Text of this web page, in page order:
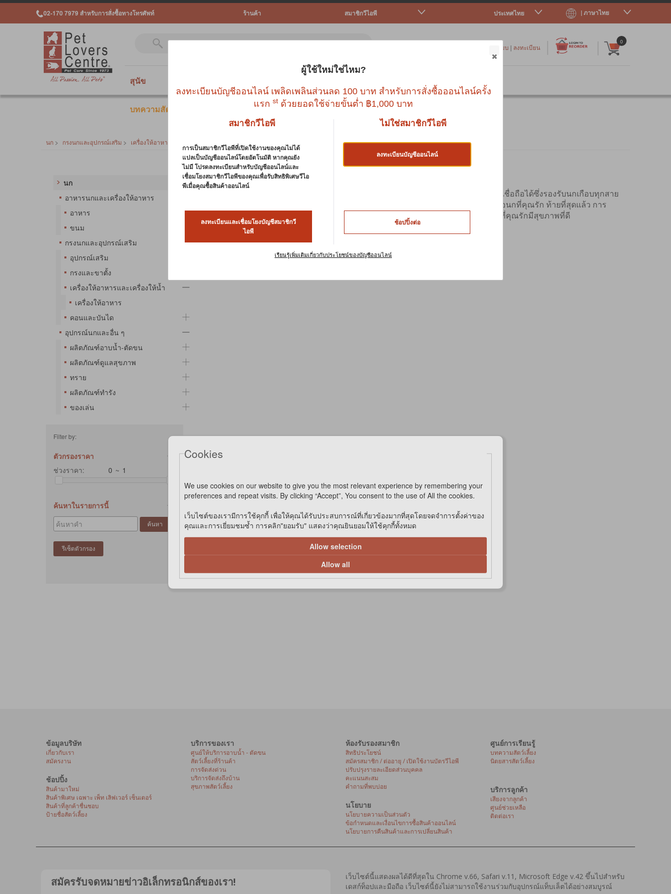
02-170 7979 สำหรับการสั่งซื้อทางโทรศัพท์ ร้านค้า | ภาษาไทย
ประเทศไทย
สมาชิกวีไอพี
0
เข้าสู่ระบบ | ลงทะเบียน
สุนัข
บทความสัตว์เลี้ยง
นก > กรงนกและอุปกรณ์เสริม > เครื่องให้อาหารและเครื่องให้น้ำ
นก
อาหารนกและเครื่องให้อาหาร
อาหาร
ขนม
กรงนกและอุปกรณ์เสริม
อุปกรณ์เสริม
กรงและขาตั้ง
เครื่องให้อาหารและเครื่องให้น้ำ
เครื่องให้อาหาร
คอนและบันได
อุปกรณ์นกและอื่น ๆ
ผลิตภัณฑ์อาบน้ำ-ตัดขน
ผลิตภัณฑ์ดูแลสุขภาพ
ทราย
ผลิตภัณฑ์ทำรัง
ของเล่น
Filter by:
ตัวกรองราคา
ช่วงราคา:
~
ค้นหาในรายการนี้
เครื่องให้อาหารและเครื่องให้น้ำ
เราภูมิใจที่จะแจ้งให้ทราบว่าอุปกรณ์ให้อาหารนกและเครื่องให้น้ำของเรามาจากแบรนด์ที่เชื่อถือได้ซึ่งรองรับนกเกือบทุกสาย
พันธุ์ เรามีชาม จาน ถ้วย และที่ให้น้ำสำหรับนกหลากหลายรูปแบบ ให้คุณเลือกมากมายเพื่อนกที่คุณรัก ท้ายที่สุดแล้ว การ
เลือกเครื่องให้อาหารและเครื่องให้น้ำสำหรับสัตว์เลี้ยงของคุณคือเคล็ดลับในการทำให้นกที่คุณรักมีสุขภาพที่ดี
ข้อมูลบริษัท
เกี่ยวกับเรา
สมัครงาน
ช้อปปิ้ง
สินค้ามาใหม่
สินค้าพิเศษ เฉพาะ เพ็ท เลิฟเวอร์ เซ็นเตอร์
สินค้าที่ลูกค้าชื่นชอบ
ป้ายชื่อสัตว์เลี้ยง
บริการของเรา
ศูนย์ให้บริการอาบน้ำ - ตัดขน
สัตว์เลี้ยงที่ร้านค้า
การจัดส่งด่วน
บริการจัดส่งถึงบ้าน
สุขภาพสัตว์เลี้ยง
ห้องรับรองสมาชิก
สิทธิประโยชน์
สมัครสมาชิก / ต่ออายุ / เปิดใช้งานบัตรวีไอพี
ปรับปรุงรายละเอียดส่วนบุคคล
คะแนนสะสม
คำถามที่พบบ่อย
นโยบาย
นโยบายความเป็นส่วนตัว
ข้อกำหนดและเงื่อนไขการซื้อสินค้าออนไลน์
นโยบายการคืนสินค้าและการเปลี่ยนสินค้า
ศูนย์การเรียนรู้
บทความสัตว์เลี้ยง
นิตยสารสัตว์เลี้ยง
บริการลูกค้า
เสียงจากลูกค้า
ศูนย์ช่วยเหลือ
ติดต่อเรา
สมัครรับจดหมายข่าวอิเล็กทรอนิกส์ของเรา!
เว็บไซต์นี้แสดงผลได้ดีที่สุดใน Chrome v.66, Safari v.11, Microsoft Edge v.42 ขึ้นไปสำหรับ
เดสก์ท็อปและมือถือ เว็บไซต์นี้ยังไม่สามารถใช้งานร่วมกับอุปกรณ์แท็บเล็ตได้อย่างสมบูรณ์
Cookies
We use cookies on our website to give you the most relevant experience by remembering your
preferences and repeat visits. By clicking “Accept”, You consent to the use of All the cookies.
เว็บไซต์ของเรามีการใช้คุกกี้ เพื่อให้คุณได้รับประสบการณ์ที่เกี่ยวข้องมากที่สุดโดยจดจำการตั้งค่าของ
คุณและการเยี่ยมชมซ้ำ การคลิก"ยอมรับ" แสดงว่าคุณยินยอมให้ใช้คุกกี้ทั้งหมด
Allow selection
Allow all
ผู้ใช้ใหม่ใช่ไหม?
ลงทะเบียนบัญชีออนไลน์ เพลิดเพลินส่วนลด 100 บาท สำหรับการสั่งซื้อออนไลน์ครั้ง
แรก st ด้วยยอดใช้จ่ายขั้นต่ำ ฿1,000 บาท
สมาชิกวีไอพี ไม่ใช่สมาชิกวีไอพี
การเป็นสมาชิกวีไอพีที่เปิดใช้งานของคุณไม่ได้
แปลเป็นบัญชีออนไลน์โดยอัตโนมัติ หากคุณยัง
ไม่มี โปรดลงทะเบียนสำหรับบัญชีออนไลน์และ
เชื่อมโยงสมาชิกวีไอพีของคุณเพื่อรับสิทธิพิเศษวีไอ
พีเมื่อคุณซื้อสินค้าออนไลน์
ลงทะเบียนบัญชีออนไลน์
ลงทะเบียนและเชื่อมโยงบัญชีสมาชิกวี
ไอพี
ช้อปปิ้งต่อ
เรียนรู้เพิ่มเติมเกี่ยวกับประโยชน์ของบัญชีออนไลน์